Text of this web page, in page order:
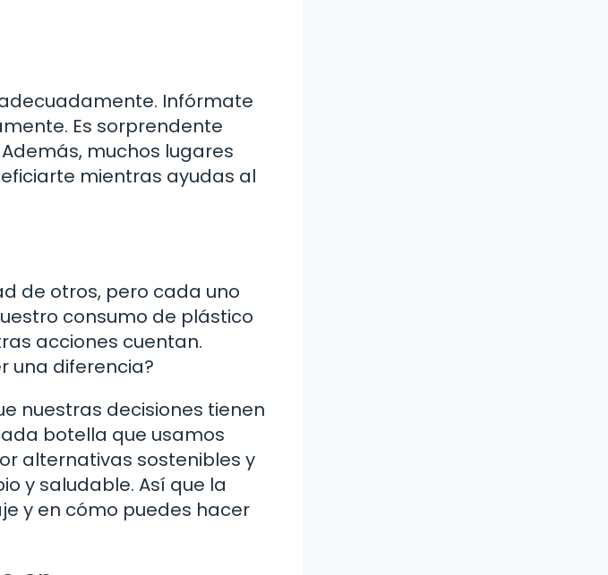
Infórmate
Es sorprendente
muchos lugares
mientras ayudas al
de otros, pero cada uno
consumo de plástico
acciones cuentan.
una diferencia?
nuestras decisiones tienen
botella que usamos
alternativas sostenibles y
y saludable. Así que la
y en cómo puedes hacer